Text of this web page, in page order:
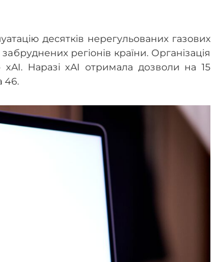
десятків нерегульованих газових
регіонів країни. Організація
Наразі xAI отримала дозволи на 15
46.